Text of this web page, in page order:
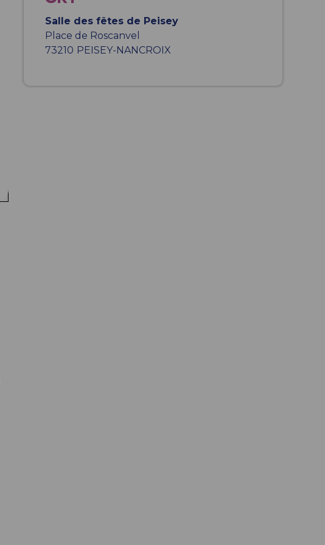
Salle des fêtes de Peisey
Place de Roscanvel
73210 PEISEY-NANCROIX